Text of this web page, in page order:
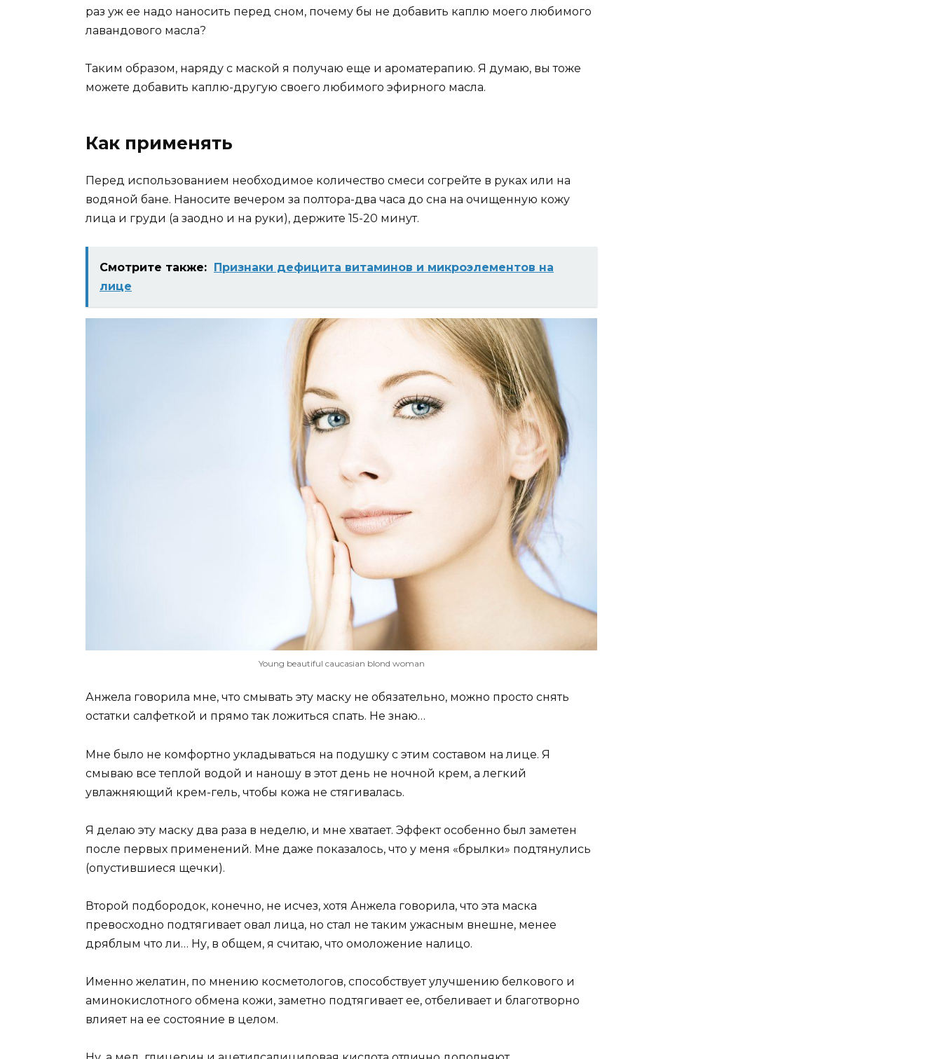
раз уж ее надо наносить перед сном, почему бы не добавить каплю моего любимого
лавандового масла?
Таким образом, наряду с маской я получаю еще и ароматерапию. Я думаю, вы тоже
можете добавить каплю-другую своего любимого эфирного масла.
Как применять
Перед использованием необходимое количество смеси согрейте в руках или на
водяной бане. Наносите вечером за полтора-два часа до сна на очищенную кожу
лица и груди (а заодно и на руки), держите 15-20 минут.
Смотрите также:
Признаки дефицита витаминов и микроэлементов на
лице
Young beautiful caucasian blond woman
Анжела говорила мне, что смывать эту маску не обязательно, можно просто снять
остатки салфеткой и прямо так ложиться спать. Не знаю…
Мне было не комфортно укладываться на подушку с этим составом на лице. Я
смываю все теплой водой и наношу в этот день не ночной крем, а легкий
увлажняющий крем-гель, чтобы кожа не стягивалась.
Я делаю эту маску два раза в неделю, и мне хватает. Эффект особенно был заметен
после первых применений. Мне даже показалось, что у меня «брылки» подтянулись
(опустившиеся щечки).
Второй подбородок, конечно, не исчез, хотя Анжела говорила, что эта маска
превосходно подтягивает овал лица, но стал не таким ужасным внешне, менее
дряблым что ли… Ну, в общем, я считаю, что омоложение налицо.
Именно желатин, по мнению косметологов, способствует улучшению белкового и
аминокислотного обмена кожи, заметно подтягивает ее, отбеливает и благотворно
влияет на ее состояние в целом.